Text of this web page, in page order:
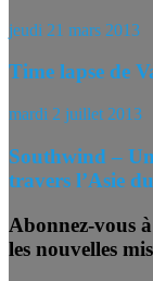
jeudi 21 mars 2013
Time lapse de
mardi 2 juillet 2013
Southwind –
travers l’Asie
Abonnez-vous
les nouvelles